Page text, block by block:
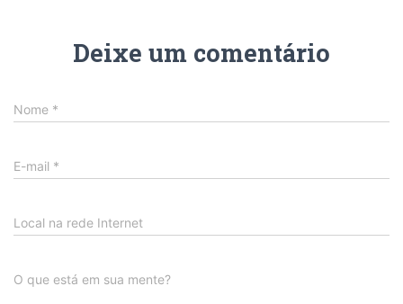
Deixe um comentário
Nome *
E-mail *
Local na rede Internet
O que está em sua mente?